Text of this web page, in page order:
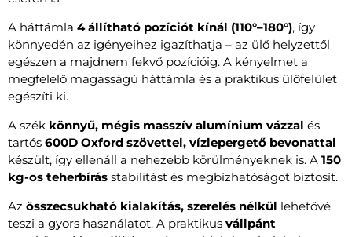
A háttámla 4 állítható pozíciót kínál (110°–180°), így
könnyedén az igényeihez igazíthatja – az ülő helyzettől
egészen a majdnem fekvő pozícióig. A kényelmet a
megfelelő magasságú háttámla és a praktikus ülőfelület
egészíti ki.
A szék könnyű, mégis masszív alumínium vázzal és
tartós 600D Oxford szövettel, vízlepergető bevonattal
készült, így ellenáll a nehezebb körülményeknek is. A 150
kg-os teherbírás stabilitást és megbízhatóságot biztosít.
Az összecsukható kialakítás, szerelés nélkül lehetővé
teszi a gyors használatot. A praktikus vállpánt